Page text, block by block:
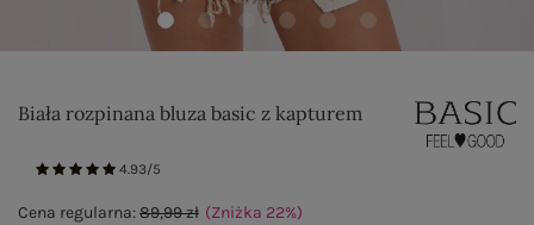
Biała rozpinana bluza basic z kapturem
4.93/5
Cena regularna:89,99 zł (Zniżka 22%)